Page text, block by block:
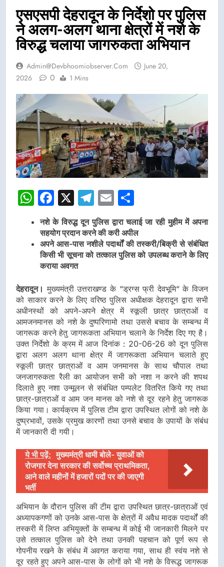
एसएसपी देहरादून के निर्देशो पर पुलिस
ने अलग-अलग थाना क्षेत्रों में नशे के
विरुद्ध चलाया जागरुकता अभियान
Admin@devbhoomiobserver.com
June 20,
2026
0 1 Mins
WhatsApp
Facebook
X Telegram
Email
नशे के विरुद्ध दून पुलिस द्वारा चलाई जा रही मुहीम में अपना
सहयोग प्रदान करने की करी अपील
अपने आस-पास नशीले पदार्थों की तस्करी/बिक्री से संबंधित
किसी भी सूचना को तत्काल पुलिस को उपलब्ध कराने के लिए
कराया अवगत
देहरादून। मुख्यमंत्री उत्तराखण्ड के “ड्रग्स फ्री देवभूमि“ के विजन
को साकार करने के लिए वरिष्ठ पुलिस अधीक्षक देहरादून द्वारा सभी
अधीनस्थों को अपने-अपने क्षेत्र में स्कूली छात्र छात्राओं व
आमजनमानस को नशे के दुष्परिणामो तथा उससे बचाव के सम्बन्ध में
जागरूक करने हेतु जागरूकता अभियान चलाने के निर्देश दिए गए है।
उक्त निर्देशो के क्रम में आज दिनांक : 20-06-26 को दून पुलिस
द्वारा अलग अलग थाना क्षेत्र में जागरूकता अभियान चलाते हुए
स्कूली छात्र छात्राओं व आम जनमानस के साथ चौपाल तथा
जनजागरुकता रैली का आयोजन सभी को नशा न करने की शपथ
दिलाते हुए नशा उन्मूलन से संबंधित पम्पलेट वितरित किये गए तथा
छात्र-छात्राओं व आम जन मानस को नशे से दूर रहने हेतु जागरूक
किया गया। कार्यक्रम में पुलिस टीम द्वारा उपस्थित लोगों को नशे के
दुष्प्रभावों, उसके प्रमुख कारणों तथा उनसे बचाव के उपायों के संबंध
में जानकारी दी गयी।
ये भी पढ़ें: मुख्यमंत्री धामी बोले- युवाओं को
रोजगार देना सरकार की सर्वोच्च प्राथमिकता,
आने वाले महीनों में हजारों पदों पर की जाएगी
भर्ती
अभियान के दौरान पुलिस की टीम द्वारा उपस्थित छात्र-छात्राओं एवं
अध्यापकगणों को उनके आस-पास के क्षेत्रों में अवैध मादक पदार्थों की
तस्करी में लिप्त अभियुक्तों के सम्बन्ध में कोई भी जानकारी मिलने पर
उसे तत्काल पुलिस को देने तथा उनकी पहचान को पूर्ण रूप से
गोपनीय रखने के संबंध में अवगत कराया गया, साथ ही स्वंय नशे से
दूर रहते हुए अपने आस-पास के लोगों को भी नशे के विरूद्ध जागरूक